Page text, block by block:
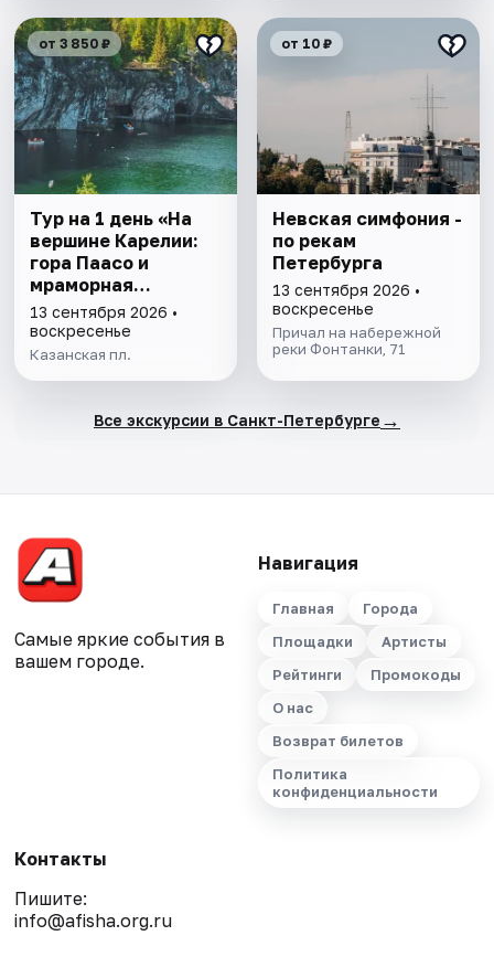
от 3 850 ₽
Тур на 1 день «На
вершине Карелии:
гора Паасо и
мраморная
Рускеала»
13 сентября 2026 •
воскресенье
Казанская пл.
от 10 ₽
Невская симфония -
по рекам
Петербурга
13 сентября 2026 •
воскресенье
Причал на набережной
реки Фонтанки, 71
Все экскурсии в Санкт-Петербурге →
Самые яркие события в
вашем городе.
Навигация
Главная
Города
Площадки
Артисты
Рейтинги
Промокоды
О нас
Возврат билетов
Политика
конфиденциальности
Контакты
Пишите:
info@afisha.org.ru